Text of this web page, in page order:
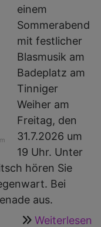
einem
Sommerabend
mit festlicher
Blasmusik am
Badeplatz am
Tinniger
Weiher am
Freitag, den
31.7.2026 um
19 Uhr. Unter
hören Sie
Bei
aus.
Weiterlesen